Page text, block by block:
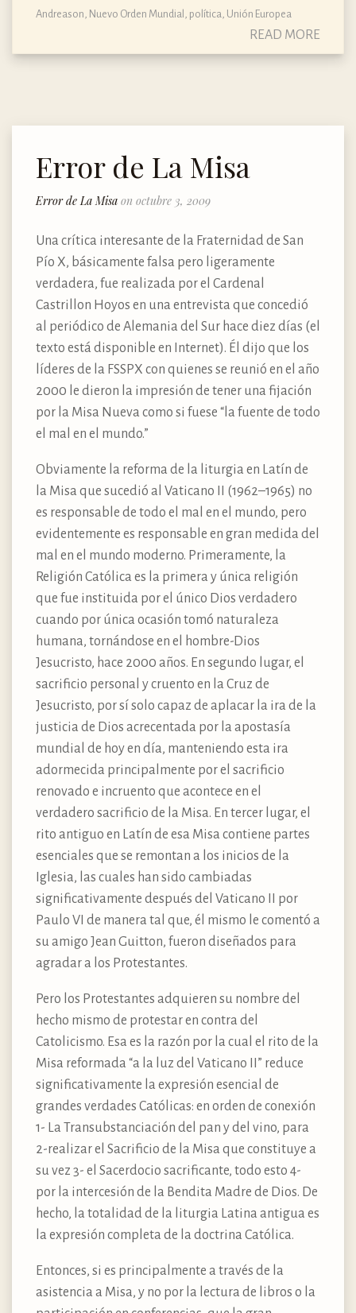
Andreason, Nuevo Orden Mundial , política, Unión Europea
READ MORE
Error de La Misa
Error de La Misa on octubre 3, 2009
Una crítica interesante de la Fraternidad de San
Pío X, básicamente falsa pero ligeramente
verdadera, fue realizada por el Cardenal
Castrillon Hoyos en una entrevista que concedió
al periódico de Alemania del Sur hace diez días (el
texto está disponible en Internet). Él dijo que los
líderes de la FSSPX con quienes se reunió en el año
2000 le dieron la impresión de tener una fijación
por la Misa Nueva como si fuese “la fuente de todo
el mal en el mundo.”
Obviamente la reforma de la liturgia en Latín de
la Misa que sucedió al Vaticano II (1962–1965) no
es responsable de todo el mal en el mundo, pero
evidentemente es responsable en gran medida del
mal en el mundo moderno. Primeramente, la
Religión Católica es la primera y única religión
que fue instituida por el único Dios verdadero
cuando por única ocasión tomó naturaleza
humana, tornándose en el hombre-Dios
Jesucristo, hace 2000 años. En segundo lugar, el
sacrificio personal y cruento en la Cruz de
Jesucristo, por sí solo capaz de aplacar la ira de la
justicia de Dios acrecentada por la apostasía
mundial de hoy en día, manteniendo esta ira
adormecida principalmente por el sacrificio
renovado e incruento que acontece en el
verdadero sacrificio de la Misa. En tercer lugar, el
rito antiguo en Latín de esa Misa contiene partes
esenciales que se remontan a los inicios de la
Iglesia, las cuales han sido cambiadas
significativamente después del Vaticano II por
Paulo VI de manera tal que, él mismo le comentó a
su amigo Jean Guitton, fueron diseñados para
agradar a los Protestantes.
Pero los Protestantes adquieren su nombre del
hecho mismo de protestar en contra del
Catolicismo. Esa es la razón por la cual el rito de la
Misa reformada “a la luz del Vaticano II” reduce
significativamente la expresión esencial de
grandes verdades Católicas: en orden de conexión
1- La Transubstanciación del pan y del vino, para
2-realizar el Sacrificio de la Misa que constituye a
su vez 3- el Sacerdocio sacrificante, todo esto 4-
por la intercesión de la Bendita Madre de Dios. De
hecho, la totalidad de la liturgia Latina antigua es
la expresión completa de la doctrina Católica.
Entonces, si es principalmente a través de la
asistencia a Misa, y no por la lectura de libros o la